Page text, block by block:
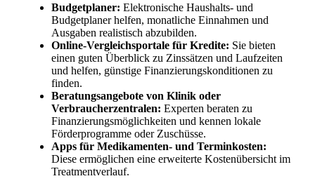
Budgetplaner: Elektronische Haushalts- und
Budgetplaner helfen, monatliche Einnahmen und
Ausgaben realistisch abzubilden.
Online-Vergleichsportale für Kredite: Sie bieten
einen guten Überblick zu Zinssätzen und Laufzeiten
und helfen, günstige Finanzierungskonditionen zu
finden.
Beratungsangebote von Klinik oder
Verbraucherzentralen: Experten beraten zu
Finanzierungsmöglichkeiten und kennen lokale
Förderprogramme oder Zuschüsse.
Apps für Medikamenten- und Terminkosten:
Diese ermöglichen eine erweiterte Kostenübersicht im
Treatmentverlauf.